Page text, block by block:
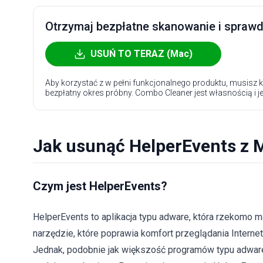
Otrzymaj bezpłatne skanowanie i
USUŃ TO TERAZ (Mac)
Aby korzystać z w pełni funkcjonalnego produktu, musisz
bezpłatny okres próbny. Combo Cleaner jest własnością i
Jak usunąć HelperEvents z
Czym jest HelperEvents?
HelperEvents to aplikacja typu adware, która rzekomo
narzędzie, które poprawia komfort przeglądania
Jednak, podobnie jak większość programów typu